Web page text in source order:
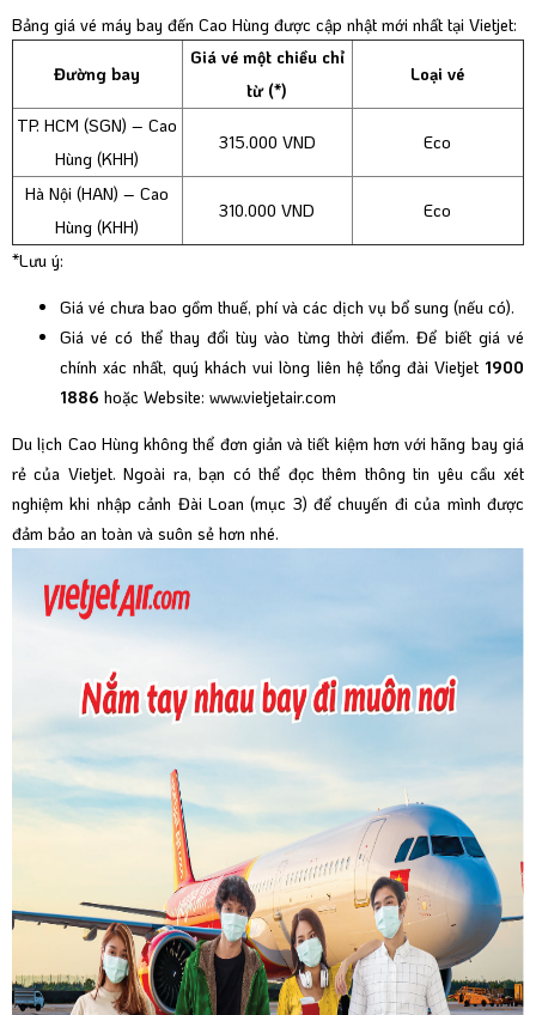
Bảng giá vé máy bay đến Cao Hùng được cập nhật mới nhất tại Vietjet:
Đường bay
Giá vé một chiều chỉ
từ (*)
Loại vé
TP. HCM (SGN) – Cao
Hùng (KHH)
315.000 VND Eco
Hà Nội (HAN) – Cao
Hùng (KHH)
310.000 VND Eco
*Lưu ý:
Giá vé chưa bao gồm thuế, phí và các dịch vụ bổ sung (nếu có).
Giá vé có thể thay đổi tùy vào từng thời điểm. Để biết giá vé
chính xác nhất, quý khách vui lòng liên hệ tổng đài Vietjet 1900
1886 hoặc Website: www.vietjetair.com
Du lịch Cao Hùng không thể đơn giản và tiết kiệm hơn với hãng bay giá
rẻ của Vietjet. Ngoài ra, bạn có thể đọc thêm thông tin yêu cầu xét
nghiệm khi nhập cảnh Đài Loan (mục 3) để chuyến đi của mình được
đảm bảo an toàn và suôn sẻ hơn nhé.